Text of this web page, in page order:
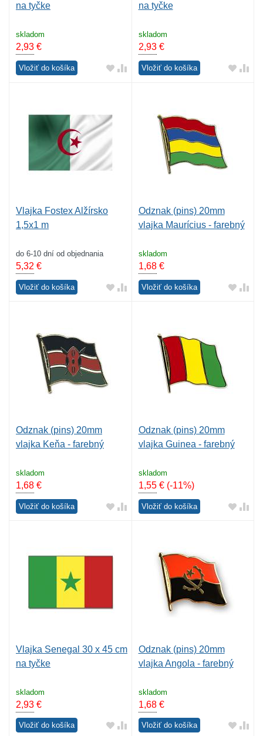
na tyčke
skladom
2,93 €
Vložiť do košíka
na tyčke
skladom
2,93€
Vložiť do košíka
Vlajka Fostex Alžírsko
1,5x1 m
do 6-10 dní od objednania
5,32 €
Vložiť do košíka
Odznak (pins) 20mm
vlajka Maurícius - farebný
skladom
1,68€
Vložiť do košíka
Odznak (pins) 20mm
vlajka Keňa - farebný
skladom
1,68 €
Vložiť do košíka
Odznak (pins) 20mm
vlajka Guinea - farebný
skladom
1,55€ (-11%)
Vložiť do košíka
Vlajka Senegal 30 x 45 cm
na tyčke
skladom
2,93 €
Vložiť do košíka
Odznak (pins) 20mm
vlajka Angola - farebný
skladom
1,68€
Vložiť do košíka